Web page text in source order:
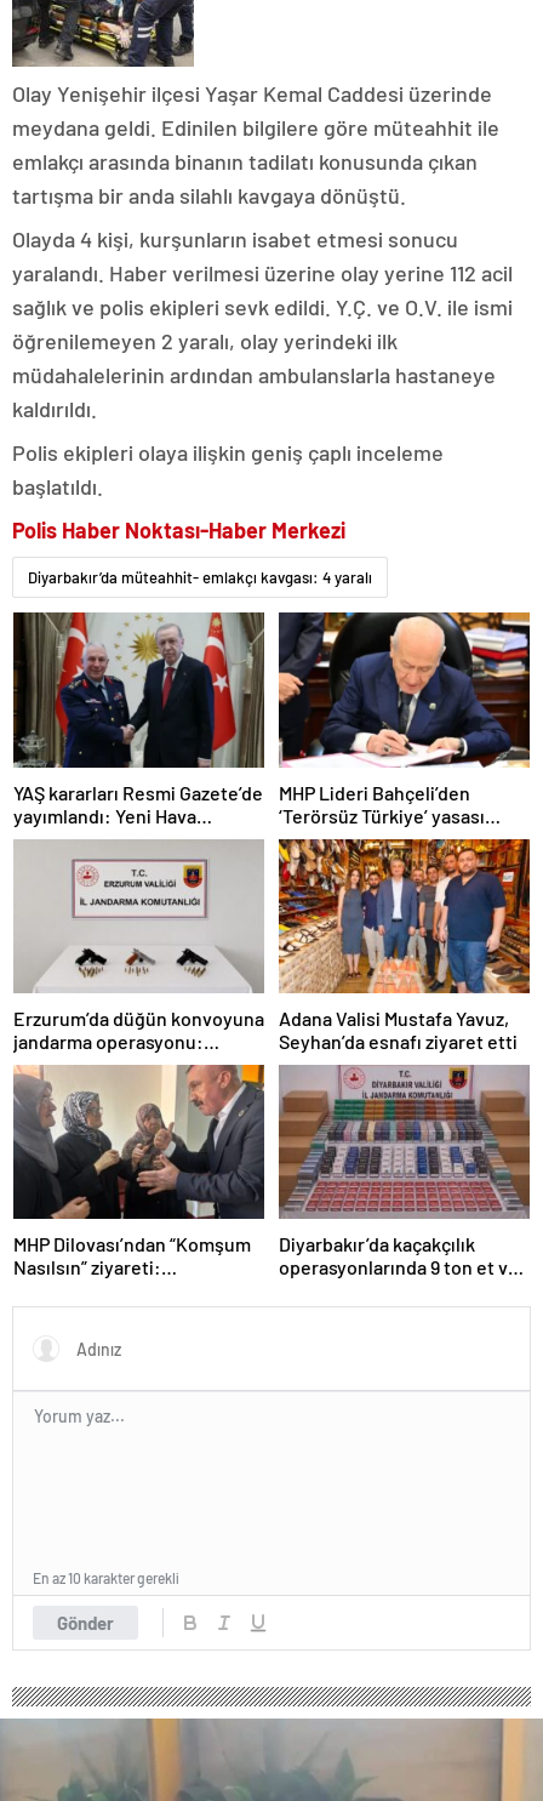
Olay Yenişehir ilçesi Yaşar Kemal Caddesi üzerinde
meydana geldi. Edinilen bilgilere göre müteahhit ile
emlakçı arasında binanın tadilatı konusunda çıkan
tartışma bir anda silahlı kavgaya dönüştü.
Olayda 4 kişi, kurşunların isabet etmesi sonucu
yaralandı. Haber verilmesi üzerine olay yerine 112 acil
sağlık ve polis ekipleri sevk edildi. Y.Ç. ve O.V. ile ismi
öğrenilemeyen 2 yaralı, olay yerindeki ilk
müdahalelerinin ardından ambulanslarla hastaneye
kaldırıldı.
Polis ekipleri olaya ilişkin geniş çaplı inceleme
başlatıldı.
Polis Haber Noktası-Haber Merkezi
Diyarbakır’da müteahhit- emlakçı kavgası: 4 yaralı
YAŞ kararları Resmi Gazete’de
yayımlandı: Yeni Hava
Kuvvetleri Komutanı
Orgeneral Rafet Dalkıran
MHP Lideri Bahçeli’den
‘Terörsüz Türkiye’ yasası
açıklaması: “Herkes kazandı”
Erzurum’da düğün konvoyuna
jandarma operasyonu:
Silahlar ele geçirildi, ağır
cezalar kesildi
Adana Valisi Mustafa Yavuz,
Seyhan’da esnafı ziyaret etti
MHP Dilovası’ndan “Komşum
Nasılsın” ziyareti:
insan var”
Diyarbakır’da kaçakçılık
operasyonlarında 9 ton et ve
geçirildi
Gönder
En az 10 karakter gerekli